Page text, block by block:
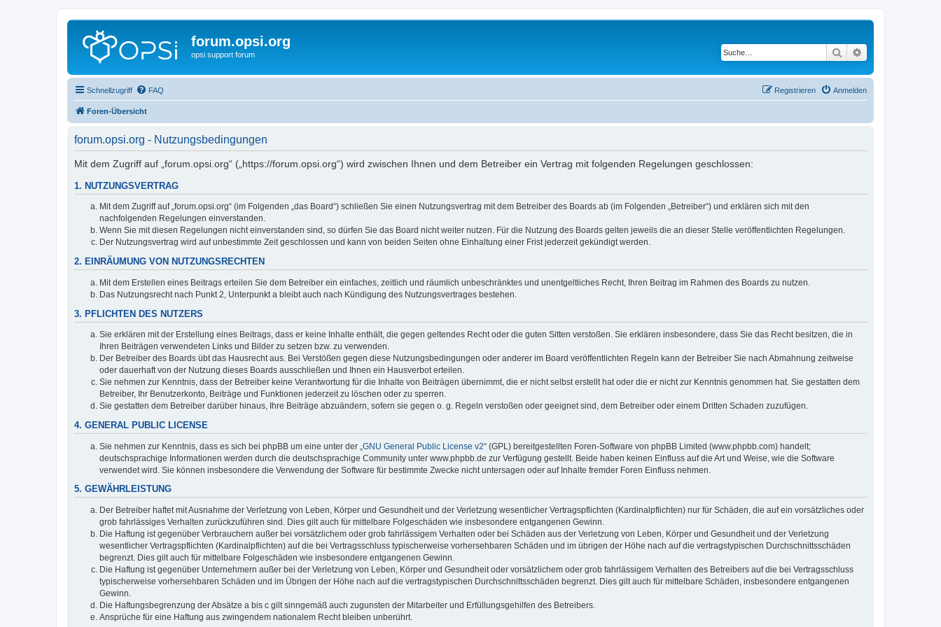
forum.opsi.org
opsi support forum Suche
Schnellzugriff FAQ Anmelden
Registrieren
Foren-Übersicht
forum.opsi.org - Nutzungsbedingungen
Mit dem Zugriff auf „forum.opsi.org“ („https://forum.opsi.org“) wird zwischen Ihnen und dem Betreiber ein Vertrag mit folgenden Regelungen geschlossen:
1. NUTZUNGSVERTRAG
Mit dem Zugriff auf „forum.opsi.org“ (im Folgenden „das Board“) schließen Sie einen Nutzungsvertrag mit dem Betreiber des Boards ab (im Folgenden „Betreiber“) und erklären sich mit den
nachfolgenden Regelungen einverstanden.
Wenn Sie mit diesen Regelungen nicht einverstanden sind, so dürfen Sie das Board nicht weiter nutzen. Für die Nutzung des Boards gelten jeweils die an dieser Stelle veröffentlichten Regelungen.
Der Nutzungsvertrag wird auf unbestimmte Zeit geschlossen und kann von beiden Seiten ohne Einhaltung einer Frist jederzeit gekündigt werden.
2. EINRÄUMUNG VON NUTZUNGSRECHTEN
Mit dem Erstellen eines Beitrags erteilen Sie dem Betreiber ein einfaches, zeitlich und räumlich unbeschränktes und unentgeltliches Recht, Ihren Beitrag im Rahmen des Boards zu nutzen.
Das Nutzungsrecht nach Punkt 2, Unterpunkt a bleibt auch nach Kündigung des Nutzungsvertrages bestehen.
3. PFLICHTEN DES NUTZERS
Sie erklären mit der Erstellung eines Beitrags, dass er keine Inhalte enthält, die gegen geltendes Recht oder die guten Sitten verstoßen. Sie erklären insbesondere, dass Sie das Recht besitzen, die in
Ihren Beiträgen verwendeten Links und Bilder zu setzen bzw. zu verwenden.
Der Betreiber des Boards übt das Hausrecht aus. Bei Verstößen gegen diese Nutzungsbedingungen oder anderer im Board veröffentlichten Regeln kann der Betreiber Sie nach Abmahnung zeitweise
oder dauerhaft von der Nutzung dieses Boards ausschließen und Ihnen ein Hausverbot erteilen.
Sie nehmen zur Kenntnis, dass der Betreiber keine Verantwortung für die Inhalte von Beiträgen übernimmt, die er nicht selbst erstellt hat oder die er nicht zur Kenntnis genommen hat. Sie gestatten dem
Betreiber, Ihr Benutzerkonto, Beiträge und Funktionen jederzeit zu löschen oder zu sperren.
Sie gestatten dem Betreiber darüber hinaus, Ihre Beiträge abzuändern, sofern sie gegen o. g. Regeln verstoßen oder geeignet sind, dem Betreiber oder einem Dritten Schaden zuzufügen.
4. GENERAL PUBLIC LICENSE
Sie nehmen zur Kenntnis, dass es sich bei phpBB um eine unter der „ GNU General Public License v2“ (GPL) bereitgestellten Foren-Software von phpBB Limited (www.phpbb.com) handelt;
deutschsprachige Informationen werden durch die deutschsprachige Community unter www.phpbb.de zur Verfügung gestellt. Beide haben keinen Einfluss auf die Art und Weise, wie die Software
verwendet wird. Sie können insbesondere die Verwendung der Software für bestimmte Zwecke nicht untersagen oder auf Inhalte fremder Foren Einfluss nehmen.
5. GEWÄHRLEISTUNG
Der Betreiber haftet mit Ausnahme der Verletzung von Leben, Körper und Gesundheit und der Verletzung wesentlicher Vertragspflichten (Kardinalpflichten) nur für Schäden, die auf ein vorsätzliches oder
grob fahrlässiges Verhalten zurückzuführen sind. Dies gilt auch für mittelbare Folgeschäden wie insbesondere entgangenen Gewinn.
Die Haftung ist gegenüber Verbrauchern außer bei vorsätzlichem oder grob fahrlässigem Verhalten oder bei Schäden aus der Verletzung von Leben, Körper und Gesundheit und der Verletzung
wesentlicher Vertragspflichten (Kardinalpflichten) auf die bei Vertragsschluss typischerweise vorhersehbaren Schäden und im übrigen der Höhe nach auf die vertragstypischen Durchschnittsschäden
begrenzt. Dies gilt auch für mittelbare Folgeschäden wie insbesondere entgangenen Gewinn.
Die Haftung ist gegenüber Unternehmern außer bei der Verletzung von Leben, Körper und Gesundheit oder vorsätzlichem oder grob fahrlässigem Verhalten des Betreibers auf die bei Vertragsschluss
typischerweise vorhersehbaren Schäden und im Übrigen der Höhe nach auf die vertragstypischen Durchschnittsschäden begrenzt. Dies gilt auch für mittelbare Schäden, insbesondere entgangenen
Gewinn.
Die Haftungsbegrenzung der Absätze a bis c gilt sinngemäß auch zugunsten der Mitarbeiter und Erfüllungsgehilfen des Betreibers.
Ansprüche für eine Haftung aus zwingendem nationalem Recht bleiben unberührt.